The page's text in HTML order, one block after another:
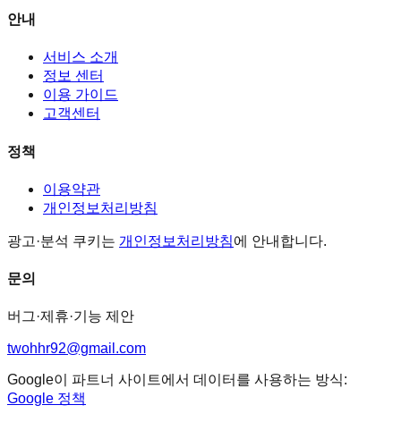
안내
서비스 소개
정보 센터
이용 가이드
고객센터
정책
이용약관
개인정보처리방침
광고·분석 쿠키는 개인정보처리방침에 안내합니다.
문의
버그·제휴·기능 제안
twohhr92@gmail.com
Google이 파트너 사이트에서 데이터를 사용하는 방식:
Google 정책